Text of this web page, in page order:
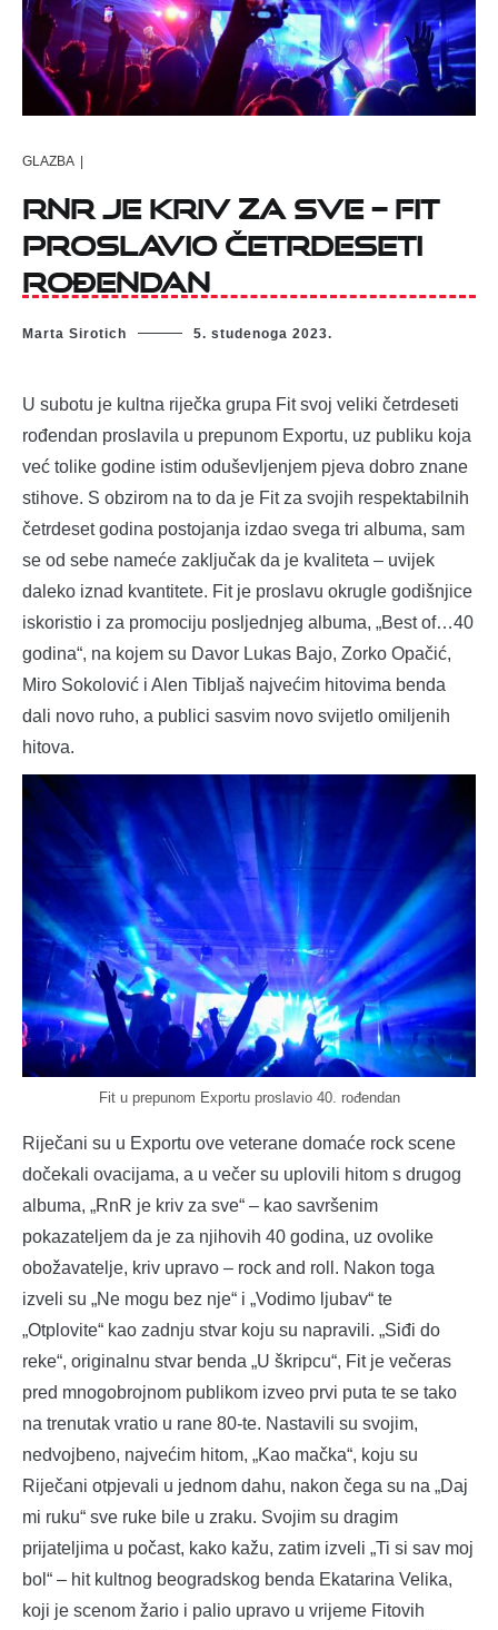
GLAZBA |
RnR je kriv za sve – Fit
proslavio četrdeseti
rođendan
Marta Sirotich 5. studenoga 2023.
U subotu je kultna riječka grupa Fit svoj veliki četrdeseti
rođendan proslavila u prepunom Exportu, uz publiku koja
već tolike godine istim oduševljenjem pjeva dobro znane
stihove. S obzirom na to da je Fit za svojih respektabilnih
četrdeset godina postojanja izdao svega tri albuma, sam
se od sebe nameće zaključak da je kvaliteta – uvijek
daleko iznad kvantitete. Fit je proslavu okrugle godišnjice
iskoristio i za promociju posljednjeg albuma, „Best of…40
godina“, na kojem su Davor Lukas Bajo, Zorko Opačić,
Miro Sokolović i Alen Tibljaš najvećim hitovima benda
dali novo ruho, a publici sasvim novo svijetlo omiljenih
hitova.
Fit u prepunom Exportu proslavio 40. rođendan
Riječani su u Exportu ove veterane domaće rock scene
dočekali ovacijama, a u večer su uplovili hitom s drugog
albuma, „RnR je kriv za sve“ – kao savršenim
pokazateljem da je za njihovih 40 godina, uz ovolike
obožavatelje, kriv upravo – rock and roll. Nakon toga
izveli su „Ne mogu bez nje“ i „Vodimo ljubav“ te
„Otplovite“ kao zadnju stvar koju su napravili. „Siđi do
reke“, originalnu stvar benda „U škripcu“, Fit je večeras
pred mnogobrojnom publikom izveo prvi puta te se tako
na trenutak vratio u rane 80-te. Nastavili su svojim,
nedvojbeno, najvećim hitom, „Kao mačka“, koju su
Riječani otpjevali u jednom dahu, nakon čega su na „Daj
mi ruku“ sve ruke bile u zraku. Svojim su dragim
prijateljima u počast, kako kažu, zatim izveli „Ti si sav moj
bol“ – hit kultnog beogradskog benda Ekatarina Velika,
koji je scenom žario i palio upravo u vrijeme Fitovih